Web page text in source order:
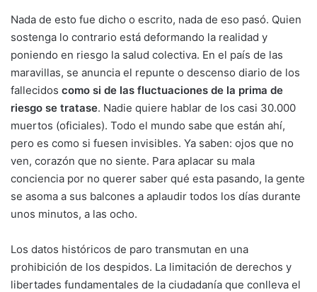
Nada de esto fue dicho o escrito, nada de eso pasó. Quien
sostenga lo contrario está deformando la realidad y
poniendo en riesgo la salud colectiva. En el país de las
maravillas, se anuncia el repunte o descenso diario de los
fallecidos como si de las fluctuaciones de la prima de
riesgo se tratase. Nadie quiere hablar de los casi 30.000
muertos (oficiales). Todo el mundo sabe que están ahí,
pero es como si fuesen invisibles. Ya saben: ojos que no
ven, corazón que no siente. Para aplacar su mala
conciencia por no querer saber qué esta pasando, la gente
se asoma a sus balcones a aplaudir todos los días durante
unos minutos, a las ocho.
Los datos históricos de paro transmutan en una
prohibición de los despidos. La limitación de derechos y
libertades fundamentales de la ciudadanía que conlleva el